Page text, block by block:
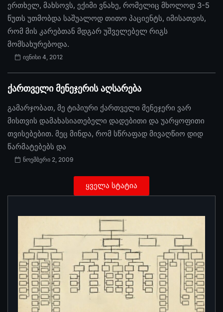
ერთხელ, მახსოვს, ექიმი ვნახე, რომელიც მხოლოდ 3-5
წუთს უთმობდა საშუალოდ თითო პაციენტს, იმისათვის,
რომ მის კარებთან მდგარ უშველებელ რიგს
მომსახურებოდა.
ივნისი 4, 2012
ქართველი მენეჯერის აღსარება
გამარჯობათ, მე ტიპიური ქართველი მენეჯერი ვარ
მისთვის დამახასიათებელი დადებითი და უარყოფითი
თვისებებით. მეც მინდა, რომ სწრაფად მივაღწიო დიდ
წარმატებებს და
ნოემბერი 2, 2009
ყველა სტატია